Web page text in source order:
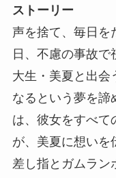
ストーリー
声を捨て、毎日を
日、不慮の事故
大生・美夏と出会
なるという夢を諦
は、彼女をすべて
が、美夏に想いを
差し指とガムラン